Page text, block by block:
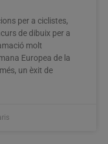
per a ciclistes,
de dibuix per a
molt
Europea de la
un èxit de